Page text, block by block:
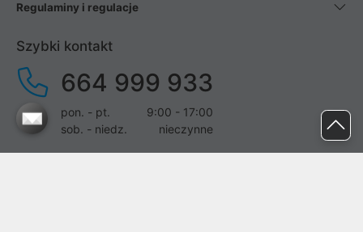
Regulaminy i regulacje
Szybki kontakt
664 999 933
pon. - pt.
9:00 - 17:00
sob. - niedz.
nieczynne